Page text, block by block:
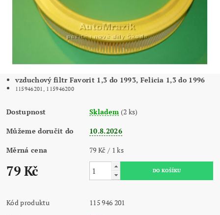
vzduchový filtr Favorit 1,3 do 1993, Felicia 1,3 do 1996
115946201, 115946200
Dostupnost Skladem (2 ks)
Můžeme doručit do 10.8.2026
Měrná cena 79 Kč / 1 ks
79 Kč
Kód produktu
115 946 201